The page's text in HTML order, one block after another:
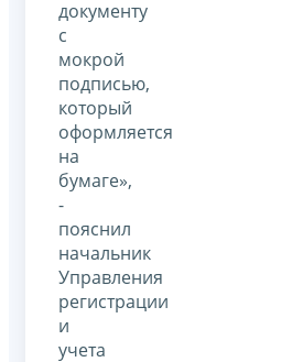
документу
с
мокрой
подписью,
который
оформляется
на
бумаге»,
-
пояснил
начальник
Управления
регистрации
и
учета